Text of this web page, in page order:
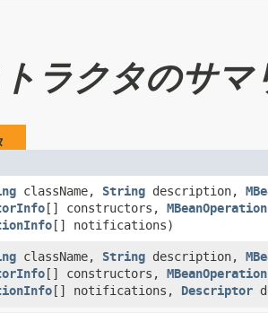
ラクタのサマ
className, String description,
[] constructors,
[] notifications)
className, String description,
[] constructors,
[] notifications, Descriptor